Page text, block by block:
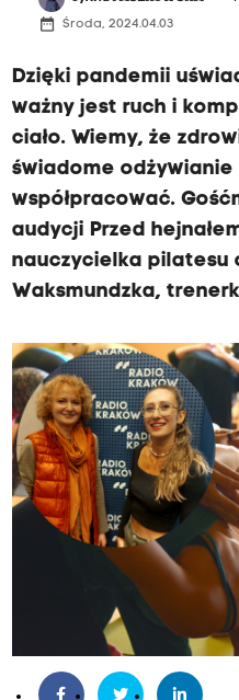
date_range Środa, 2024.04.03
Dzięki pandemii
ważny jest ruch i
ciało. Wiemy, że
świadome odżywianie
współpracować.
audycji Przed
nauczycielka pilatesu
Waksmundzka,